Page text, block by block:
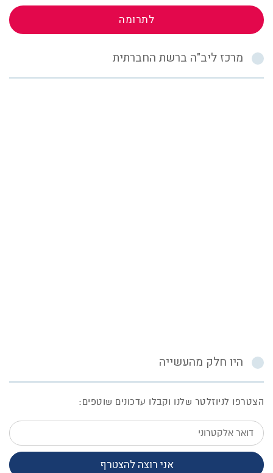
לתרומה
מרכז ליב"ה ברשת החברתית
היו חלק מהעשייה
הצטרפו לניוזלטר שלנו וקבלו עדכונים שוטפים:
דואר
אלקטרוני
אני רוצה להצטרף